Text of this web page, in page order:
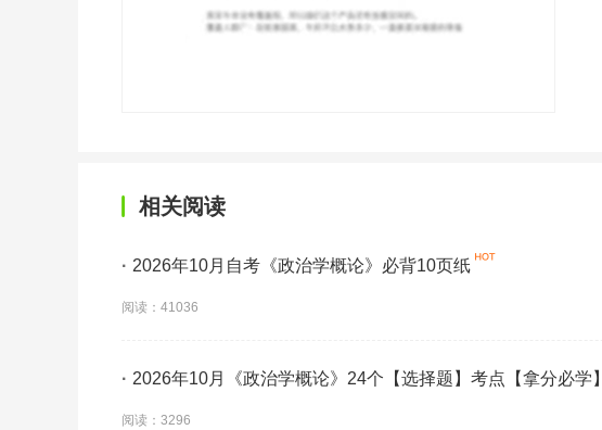
相关阅读
· 2026年10月自考《政治学概论》必背10页纸
阅读：41036
· 2026年10月《政治学概论》24个【选择题】考点【拿分必学】
阅读：3296